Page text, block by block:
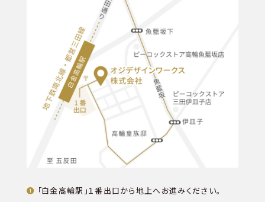
「白金高輪駅」１番出口から地上へお進みください。